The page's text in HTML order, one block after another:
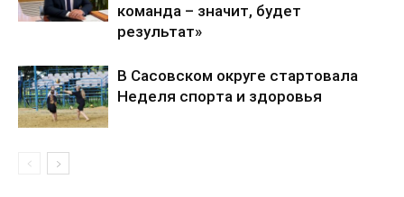
команда – значит, будет
результат»
В Сасовском округе стартовала
Неделя спорта и здоровья